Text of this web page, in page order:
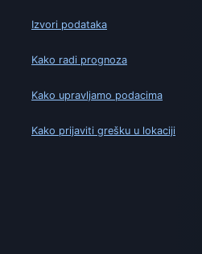
Izvori podataka
Kako radi prognoza
Kako upravljamo podacima
Kako prijaviti grešku u lokaciji